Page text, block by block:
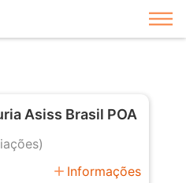
Asiss Brasil POA
add Informações